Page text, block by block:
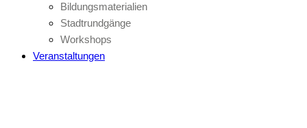
Bildungsmaterialien
Stadtrundgänge
Workshops
Veranstaltungen